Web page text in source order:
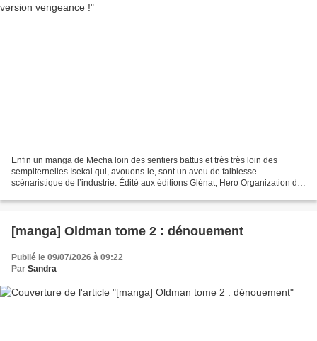
Enfin un manga de Mecha loin des sentiers battus et très très loin des
sempiternelles Isekai qui, avouons-le, sont un aveu de faiblesse
scénaristique de l’industrie. Édité aux éditions Glénat, Hero Organization de
[manga] Oldman tome 2 : dénouement
Publié le 09/07/2026 à 09:22
Par Sandra